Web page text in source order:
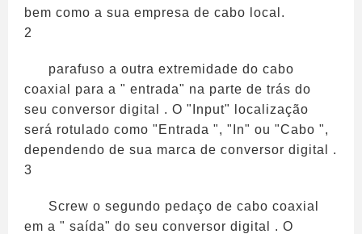
bem como a sua empresa de cabo local.
2
parafuso a outra extremidade do cabo
coaxial para a " entrada" na parte de trás do
seu conversor digital . O "Input" localização
será rotulado como "Entrada ", "In" ou "Cabo ",
dependendo de sua marca de conversor digital .
3
Screw o segundo pedaço de cabo coaxial
em a " saída" do seu conversor digital . O